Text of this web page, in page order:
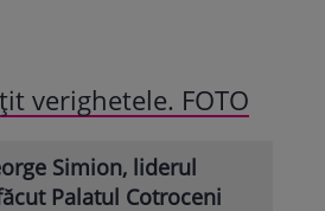
verighetele. FOTO
Simion, liderul
Palatul Cotroceni